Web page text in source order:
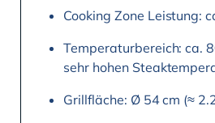
Cooking Zone Leistung:
Temperaturbereich: ca.
sehr hohen
Grillfläche: Ø 54 cm (≈